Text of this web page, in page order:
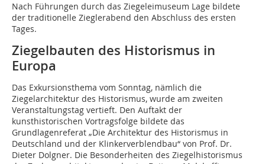
Nach Führungen durch das Ziegeleimuseum Lage bildete
der traditionelle Zieglerabend den Abschluss des ersten
Tages.
Ziegelbauten des Historismus in
Europa
Das Exkursionsthema vom Sonntag, nämlich die
Ziegelarchitektur des Historismus, wurde am zweiten
Veranstaltungstag vertieft. Den Auftakt der
kunsthistorischen Vortragsfolge bildete das
Grundlagenreferat „Die Architektur des Historismus in
Deutschland und der Klinkerverblendbau“ von Prof. Dr.
Dieter Dolgner. Die Besonderheiten des Ziegelhistorismus